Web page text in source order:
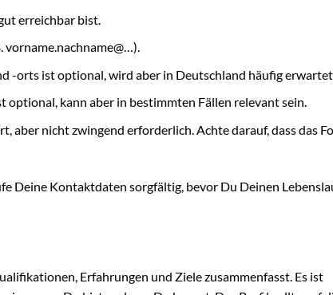
erreichbar bist.
vorname.nachname@…).
-orts ist optional, wird aber in Deutschland häufig erwartet.
optional, kann aber in bestimmten Fällen relevant sein.
aber nicht zwingend erforderlich. Achte darauf, dass das
Deine Kontaktdaten sorgfältig, bevor Du Deinen
Erfahrungen und Ziele zusammenfasst. Es ist